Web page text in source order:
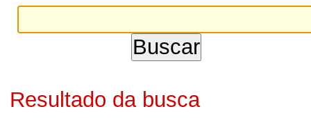
Resultado da busca